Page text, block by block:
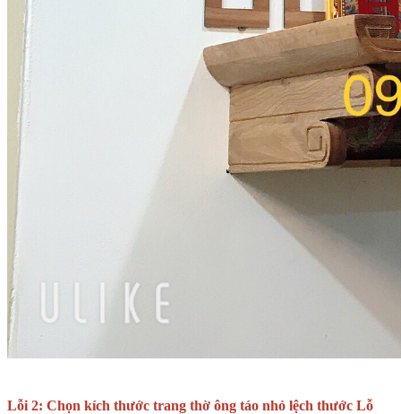
Lỗi 2: Chọn kích thước trang thờ ông táo nhỏ lệch thước Lỗ